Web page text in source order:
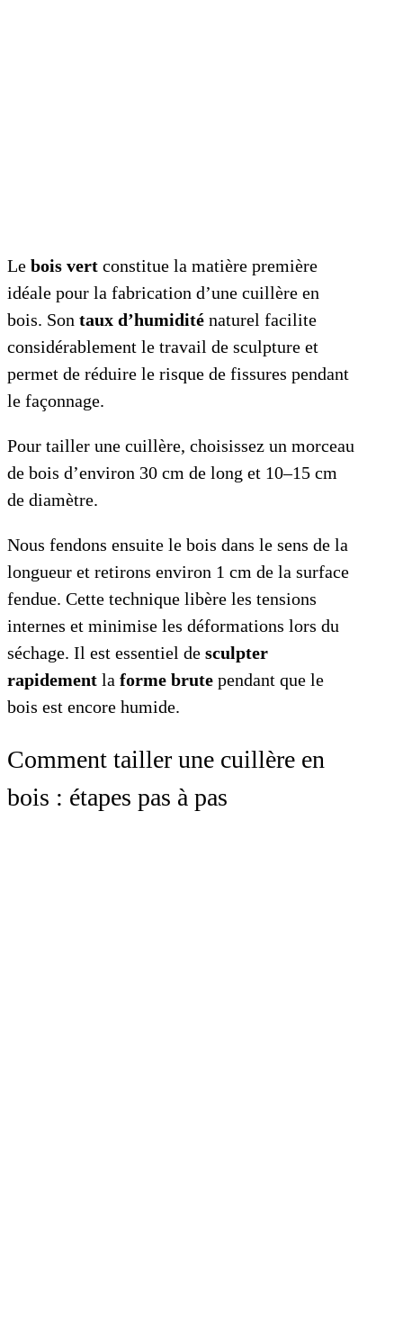
Le bois vert constitue la matière première
idéale pour la fabrication d’une cuillère en
bois. Son taux d’humidité naturel facilite
considérablement le travail de sculpture et
permet de réduire le risque de fissures pendant
le façonnage.
Pour tailler une cuillère, choisissez un morceau
de bois d’environ 30 cm de long et 10–15 cm
de diamètre.
Nous fendons ensuite le bois dans le sens de la
longueur et retirons environ 1 cm de la surface
fendue. Cette technique libère les tensions
internes et minimise les déformations lors du
séchage. Il est essentiel de sculpter
rapidement la forme brute pendant que le
bois est encore humide.
Comment tailler une cuillère en
bois : étapes pas à pas